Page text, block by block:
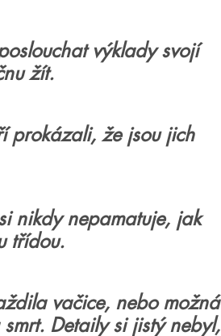
výklady svojí
žít.
prokázali, že jsou jich
nikdy nepamatuje, jak
třídou.
vačice, nebo možná
Detaily si jistý nebyl,